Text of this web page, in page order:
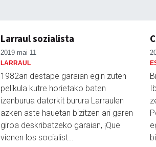
Larraul sozialista
2019 mai 11
LARRAUL
1982an destape garaian egin zuten
pelikula kutre horietako baten
izenburua datorkit burura Larraulen
azken aste hauetan bizitzen ari garen
giroa deskribatzeko garaian, ¡Que
vienen los socialist…